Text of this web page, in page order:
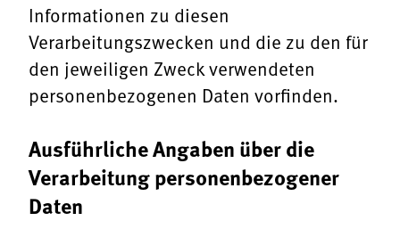
Informationen zu diesen
Verarbeitungszwecken und die zu den für
den jeweiligen Zweck verwendeten
personenbezogenen Daten vorfinden.
Ausführliche Angaben über die
Verarbeitung personenbezogener
Daten